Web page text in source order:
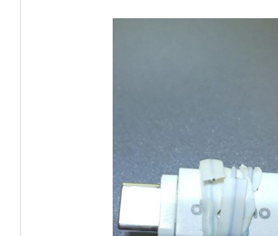
クラッキー・レイ：小野大輔
ステラ・コラベリシチコフ：雪野五月
アン：嶋村侑
ファン：遠藤綾
ゾルダー・グレイヴ：櫻井孝宏